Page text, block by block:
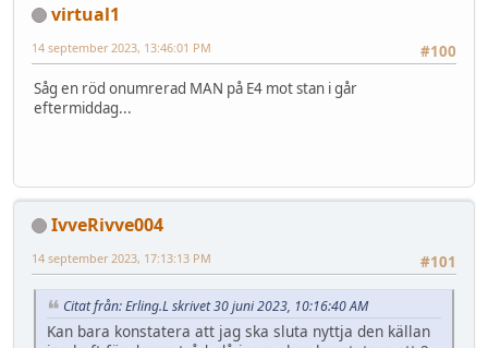
virtual1
#100
14 september 2023, 13:46:01 PM
Såg en röd onumrerad MAN på E4 mot stan i går
eftermiddag...
IvveRivve004
#101
14 september 2023, 17:13:13 PM
Citat från: Erling.L skrivet 30 juni 2023, 10:16:40 AM
Kan bara konstatera att jag ska sluta nyttja den källan